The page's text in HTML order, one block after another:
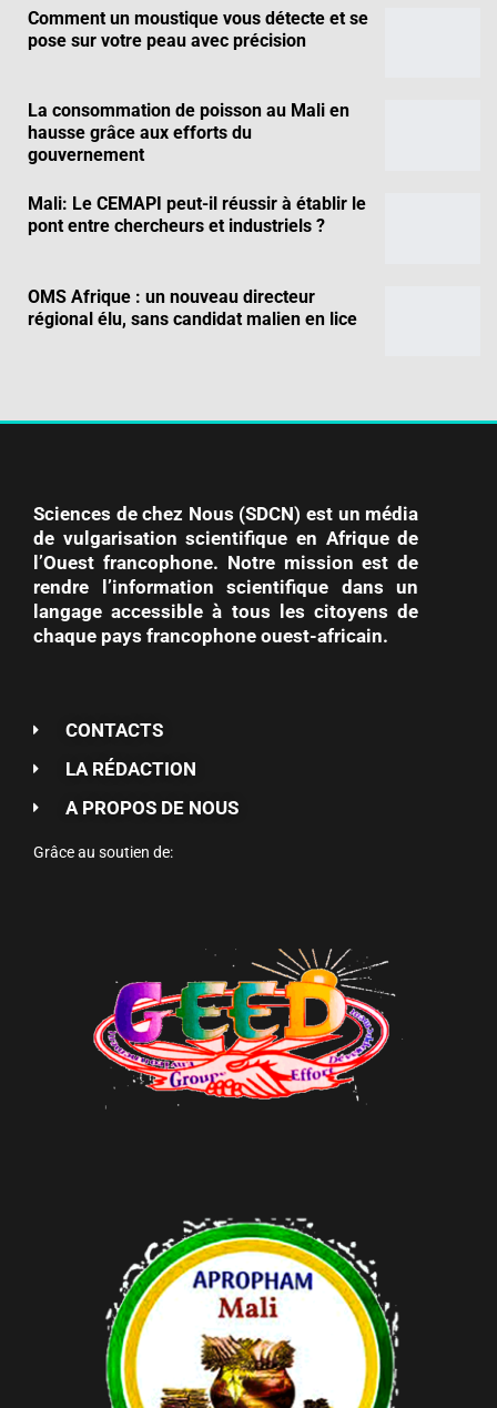
Comment un moustique vous détecte et se
pose sur votre peau avec précision
La consommation de poisson au Mali en
hausse grâce aux efforts du
gouvernement
Mali: Le CEMAPI peut-il réussir à établir le
pont entre chercheurs et industriels ?
OMS Afrique : un nouveau directeur
régional élu, sans candidat malien en lice
Sciences de chez Nous (SDCN) est un média
de vulgarisation scientifique en Afrique de
l’Ouest francophone. Notre mission est de
rendre l’information scientifique dans un
langage accessible à tous les citoyens de
chaque pays francophone ouest-africain.
CONTACTS
LA RÉDACTION
A PROPOS DE NOUS
Grâce au soutien de: